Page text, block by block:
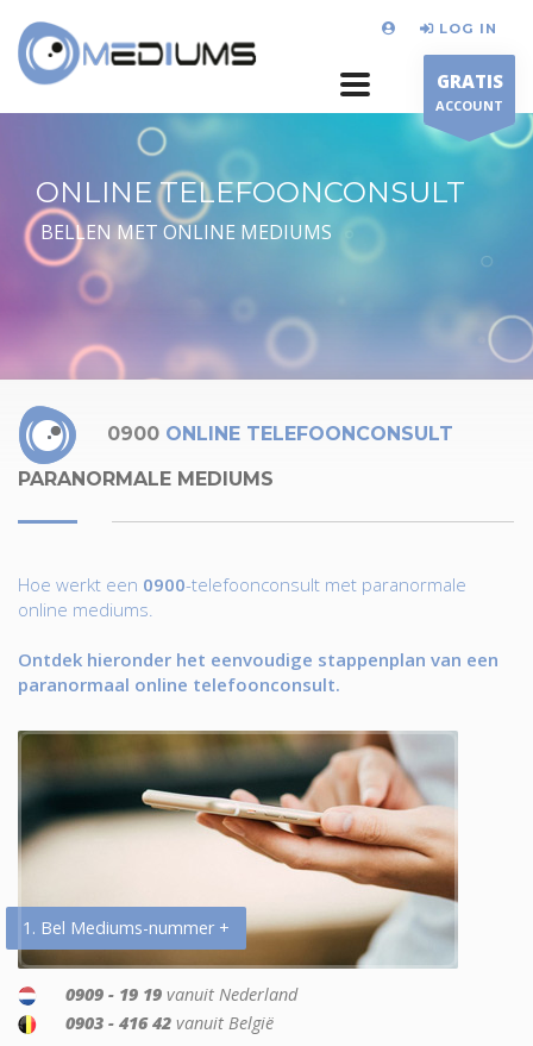
LOG IN
GRATIS
ACCOUNT
ONLINE TELEFOONCONSULT
BELLEN MET ONLINE MEDIUMS
0900 ONLINE TELEFOONCONSULT
PARANORMALE MEDIUMS
Hoe werkt een 0900-telefoonconsult met paranormale
online mediums.
Ontdek hieronder het eenvoudige stappenplan van een
paranormaal online telefoonconsult.
1. Bel Mediums-nummer +
0909 - 19 19 vanuit Nederland
0903 - 416 42 vanuit België